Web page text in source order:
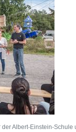
Albert-Einstein-Schule